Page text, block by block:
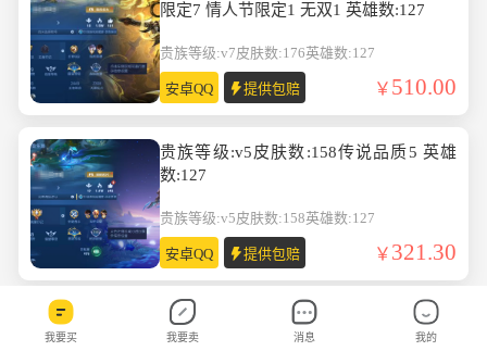
限定7 情人节限定1 无双1 英雄数:127
贵族等级:v7皮肤数:176英雄数:127
安卓QQ 提供包赔 510.00
贵族等级:v5皮肤数:158传说品质5 英雄
数:127
贵族等级:v5皮肤数:158英雄数:127
安卓QQ 提供包赔 321.30
贵族等级:v8皮肤数:298传说品质16 珍品
传说2 生肖限定4 荣耀典藏1 英雄数:129
我要买 我要卖 消息 我的